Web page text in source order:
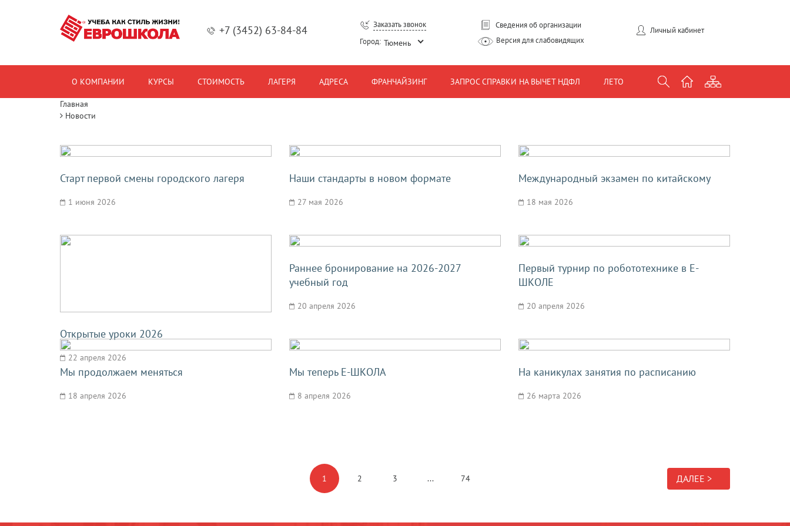
+7 (3452) 63-84-84
Заказать звонок
Город: Тюмень
Сведения об организации
Версия для слабовидящих
Личный кабинет
О КОМПАНИИ КУРСЫ СТОИМОСТЬ ЛАГЕРЯ АДРЕСА ФРАНЧАЙЗИНГ ЗАПРОС СПРАВКИ НА ВЫЧЕТ НДФЛ ЛЕТО
Главная
Новости
Старт первой смены городского лагеря
1 июня 2026
Наши стандарты в новом формате
27 мая 2026
Международный экзамен по китайскому
18 мая 2026
Открытые уроки 2026
22 апреля 2026
Раннее бронирование на 2026-2027
учебный год
20 апреля 2026
Первый турнир по робототехнике в Е-
ШКОЛЕ
20 апреля 2026
Мы продолжаем меняться
18 апреля 2026
Мы теперь Е-ШКОЛА
8 апреля 2026
На каникулах занятия по расписанию
26 марта 2026
1 2 3 ... 74 ДАЛЕЕ >